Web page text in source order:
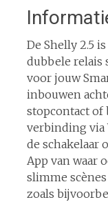
De Shelly 2.5
dubbele relais
voor jouw
inbouwen
stopcontact of
verbinding via
de schakelaar
App van waar
slimme
zoals